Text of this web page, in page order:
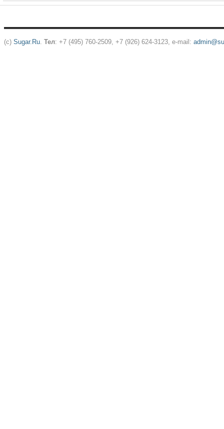
(c) Sugar.Ru. Тел: +7 (495) 760-2509, +7 (926) 624-3123, e-mail: